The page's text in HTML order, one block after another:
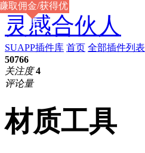
灵感合伙人
取佣金/获得优
惠
SUAPP插件库 首页 全部插件列表
50766
关注度 4
评论量
材质工具